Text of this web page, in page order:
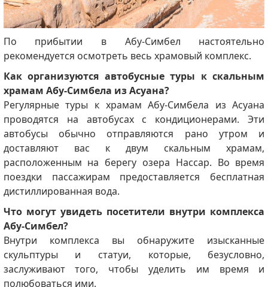
По прибытии в Абу-Симбел настоятельно
рекомендуется осмотреть весь храмовый комплекс.
Как организуются автобусные туры к скальным
храмам Абу-Симбела из Асуана?
Регулярные туры к храмам Абу-Симбела из Асуана
проводятся на автобусах с кондиционерами. Эти
автобусы обычно отправляются рано утром и
доставляют вас к двум скальным храмам,
расположенным на берегу озера Нассар. Во время
поездки пассажирам предоставляется бесплатная
дистиллированная вода.
Что могут увидеть посетители внутри комплекса
Абу-Симбел?
Внутри комплекса вы обнаружите изысканные
скульптуры и статуи, которые, безусловно,
заслуживают того, чтобы уделить им время и
полюбоваться ими.